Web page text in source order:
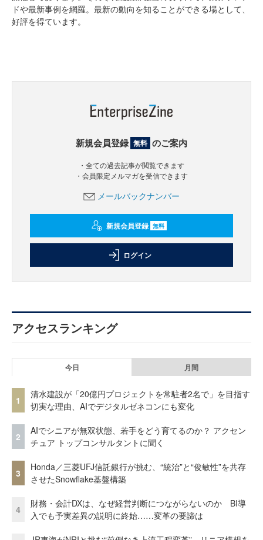
ドや最新事例を網羅。最新の動向を知ることができる場として、
好評を得ています。
新規会員登録 無料 のご案内
・全ての過去記事が閲覧できます
・会員限定メルマガを受信できます
メールバックナンバー
新規会員登録 無料
ログイン
アクセスランキング
今日 月間
1
清水建設が「20億円プロジェクトを常駐者2名で」を目指す
切実な理由、AIでデジタルゼネコンにも変化
2
AIでシニアが無双状態、若手をどう育てるのか？ アクセン
チュア トップコンサルタントに聞く
3
Honda／三菱UFJ信託銀行が挑む、“統治”と“俊敏性”を共存
させたSnowflake基盤構築
4
財務・会計DXは、なぜ経営判断につながらないのか BI導
入でも予実差異の説明に終始……変革の要諦は